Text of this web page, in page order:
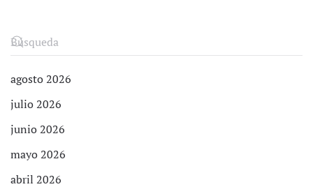
agosto 2026
julio 2026
junio 2026
mayo 2026
abril 2026